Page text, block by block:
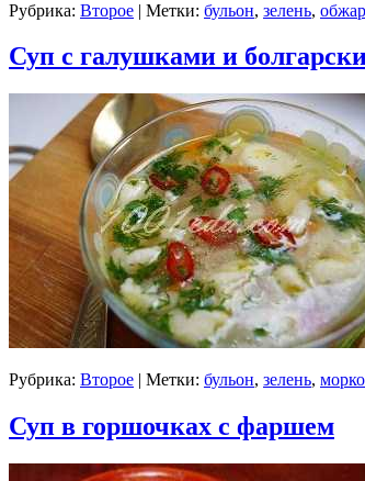
Рубрика: Второе | Метки: бульон, зелень,
Суп с галушками и
Рубрика: Второе | Метки: бульон, зелень,
Суп в горшочках с фаршем